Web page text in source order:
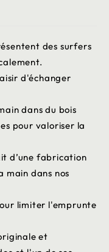
des surfers
d'échanger
dans du bois
pour valoriser la
d’une fabrication
main dans nos
limiter l'emprunte
et